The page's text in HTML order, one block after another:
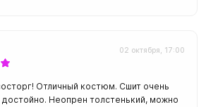
02 октября, 17:00
Отличный костюм. Сшит очень
достойно. Неопрен толстенький, можно